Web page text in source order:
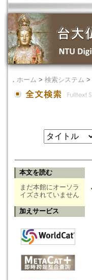
． ホーム > 検索システム >
本文を読む
まだ本館にオーソラ
イズされていません
加えサービス